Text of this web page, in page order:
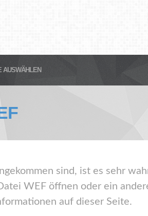
AUSWÄHLEN
sind, ist es sehr
WEF öffnen oder ein
auf dieser Seite.